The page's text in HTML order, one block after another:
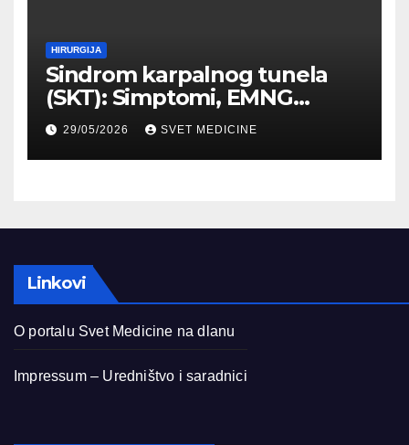
HIRURGIJA
Sindrom karpalnog tunela
(SKT): Simptomi, EMNG
dijagnostika i lečenje
29/05/2026 SVET MEDICINE
Linkovi
O portalu Svet Medicine na dlanu
Impressum – Uredništvo i saradnici